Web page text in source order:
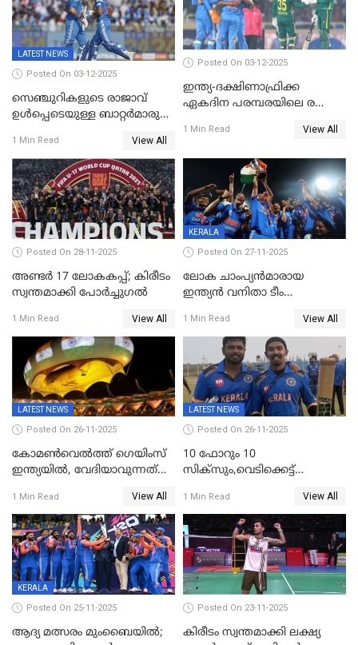
ടീമിനെ പ്രഖ്യാപിച്ചു
LATEST NEWS
Posted On 03-12-2025
സെഞ്ചുറികളുടെ രാജാവ്
ഉൾപ്പെടെയുള്ള ബാറ്റർമാരുടെ
ഇന്ത്യയ്ക്ക് 358 റൺസ്
1 Min Read View All
Posted On 03-12-2025
ഇന്ത്യ-ദക്ഷിണാഫ്രിക്ക
ഏകദിന പരമ്പരയിലെ രണ്ടാം
1 Min Read View All
Posted On 28-11-2025
അണ്ടര്‍ 17 ലോകകപ്പ്; കിരീടം
സ്വന്തമാക്കി പോര്‍ച്ചുഗല്‍
1 Min Read View All
KERALA
Posted On 27-11-2025
ലോക ചാംപ്യൻമാരായ
ഇന്ത്യൻ വനിതാ ടീം
മത്സരങ്ങൾ ​ഗ്രീൻഫീൽഡിൽ
1 Min Read View All
LATEST NEWS
Posted On 26-11-2025
കോമൺവെൽത്ത് ഗെയിംസ്
ഇന്ത്യയിൽ, വേദിയാവുന്നത്
1 Min Read View All
LATEST NEWS
Posted On 26-11-2025
10 ഫോറും 10
സിക്‌സും,വെടിക്കെട്ട്
അര്‍ധ സെഞ്ചുറിയുമായി
സഞ്ജു; ഒഡിഷയെ 10
വിക്കറ്റിന് തകര്‍ത്ത് കേരളം
1 Min Read View All
KERALA
Posted On 25-11-2025
ആദ്യ മത്സരം മുംബൈയിൽ;
Posted On 23-11-2025
കിരീടം സ്വന്തമാക്കി ലക്ഷ്യ